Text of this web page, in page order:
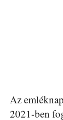
Az
2021-ben